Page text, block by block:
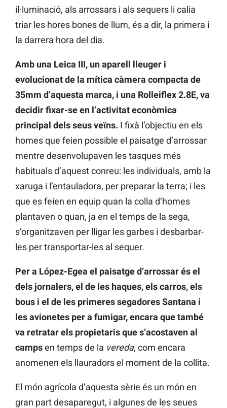
il·luminació, als arrossars i als sequers li calia
triar les hores bones de llum, és a dir, la primera i
la darrera hora del dia.
Amb una Leica III, un aparell lleuger i
evolucionat de la mítica càmera compacta de
35mm d’aquesta marca, i una Rolleiflex 2.8E, va
decidir fixar-se en l’activitat econòmica
principal dels seus veïns. I fixà l’objectiu en els
homes que feien possible el paisatge d’arrossar
mentre desenvolupaven les tasques més
habituals d’aquest conreu: les individuals, amb la
xaruga i l’entauladora, per preparar la terra; i les
que es feien en equip quan la colla d’homes
plantaven o quan, ja en el temps de la sega,
s’organitzaven per lligar les garbes i desbarbar-
les per transportar-les al sequer.
Per a López-Egea el paisatge d’arrossar és el
dels jornalers, el de les haques, els carros, els
bous i el de les primeres segadores Santana i
les avionetes per a fumigar, encara que també
va retratar els propietaris que s’acostaven al
campsen temps de la vereda, com encara
anomenen els llauradors el moment de la collita.
El món agrícola d’aquesta sèrie és un món en
gran part desaparegut, i algunes de les seues